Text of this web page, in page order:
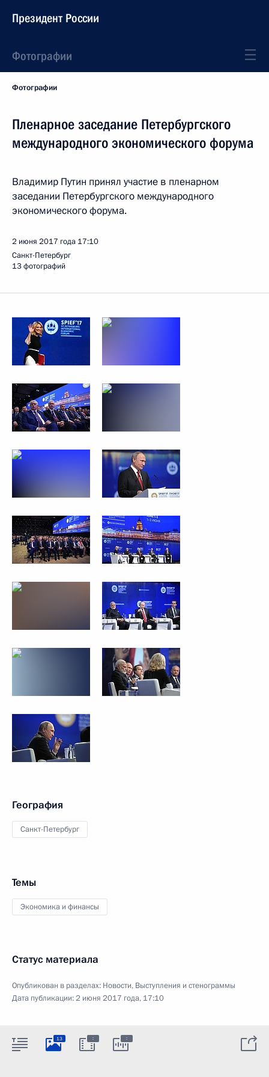
Президент России
Фотографии
Фотографии
Пленарное заседание Петербургского
международного экономического форума
Владимир Путин принял участие в пленарном
заседании Петербургского международного
экономического форума.
2 июня 2017 года 17:10
Санкт-Петербург
13 фотографий
География
Санкт-Петербург
Темы
Экономика и финансы
Статус материала
Опубликован в разделах: Новости, Выступления и стенограммы
Дата публикации:2 июня 2017 года, 17:10
13 : :